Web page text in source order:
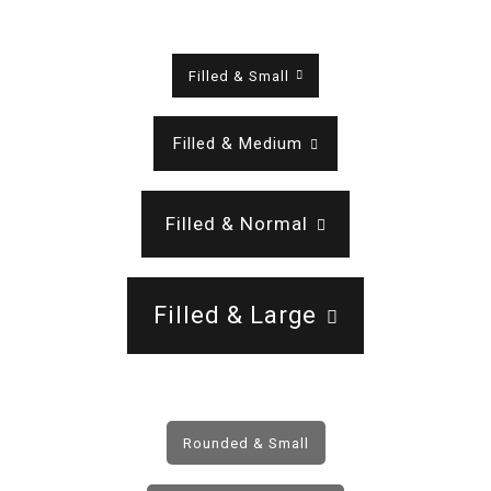
Filled & Small
Filled & Medium
Filled & Normal
Filled & Large
Rounded & Small